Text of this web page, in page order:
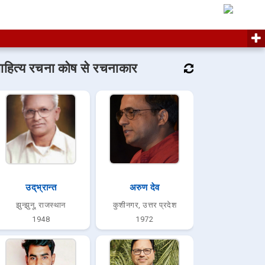
रचना कोष से रचनाकार
उद्‌भ्रान्त
झुन्झुनू, राजस्थान
1948
अरुण देव
कुशीनगर, उत्तर प्रदेश
1972